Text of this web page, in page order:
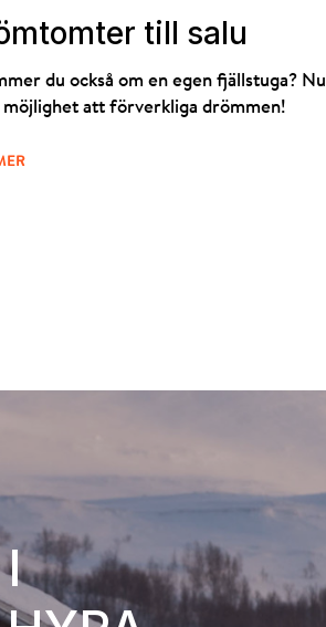
till salu
du också om en egen fjällstuga? Nu
möjlighet att förverkliga drömmen!
–